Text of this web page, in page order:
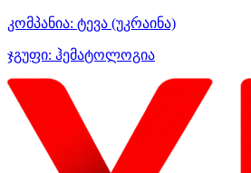
კომპანია: ტევა (უკრაინა)
ჯგუფი: ჰემატოლოგია